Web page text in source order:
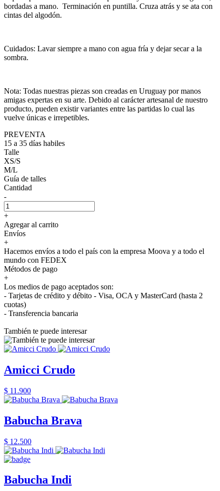
bordadas a mano. Terminación en puntilla. Cruza atrás y se ata con
cintas del algodón.
Cuidados: Lavar siempre a mano con agua fría y dejar secar a la
sombra.
Nota: Todas nuestras piezas son creadas en Uruguay por manos
amigas expertas en su arte. Debido al carácter artesanal de nuestro
producto, pueden existir variantes entre las partidas lo cual las
vuelve únicas e irrepetibles.
PREVENTA
15 a 35 días habiles
Talle
XS/S
M/L
Guía de talles
Cantidad
-
+
Agregar al carrito
Envíos
+
Hacemos envíos a todo el país con la empresa Moova y a todo el
mundo con FEDEX
Métodos de pago
+
Los medios de pago aceptados son:
- Tarjetas de crédito y débito - Visa, OCA y MasterCard (hasta 2
cuotas)
- Transferencia bancaria
También te puede interesar
Amicci Crudo
$ 11.900
Babucha Brava
$ 12.500
Babucha Indi